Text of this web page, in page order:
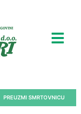
PREUZMI SMRTOVNICU